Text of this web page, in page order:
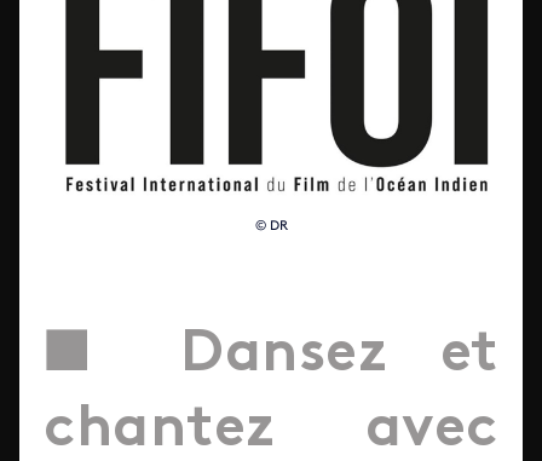
© DR
■ Dansez et
chantez avec